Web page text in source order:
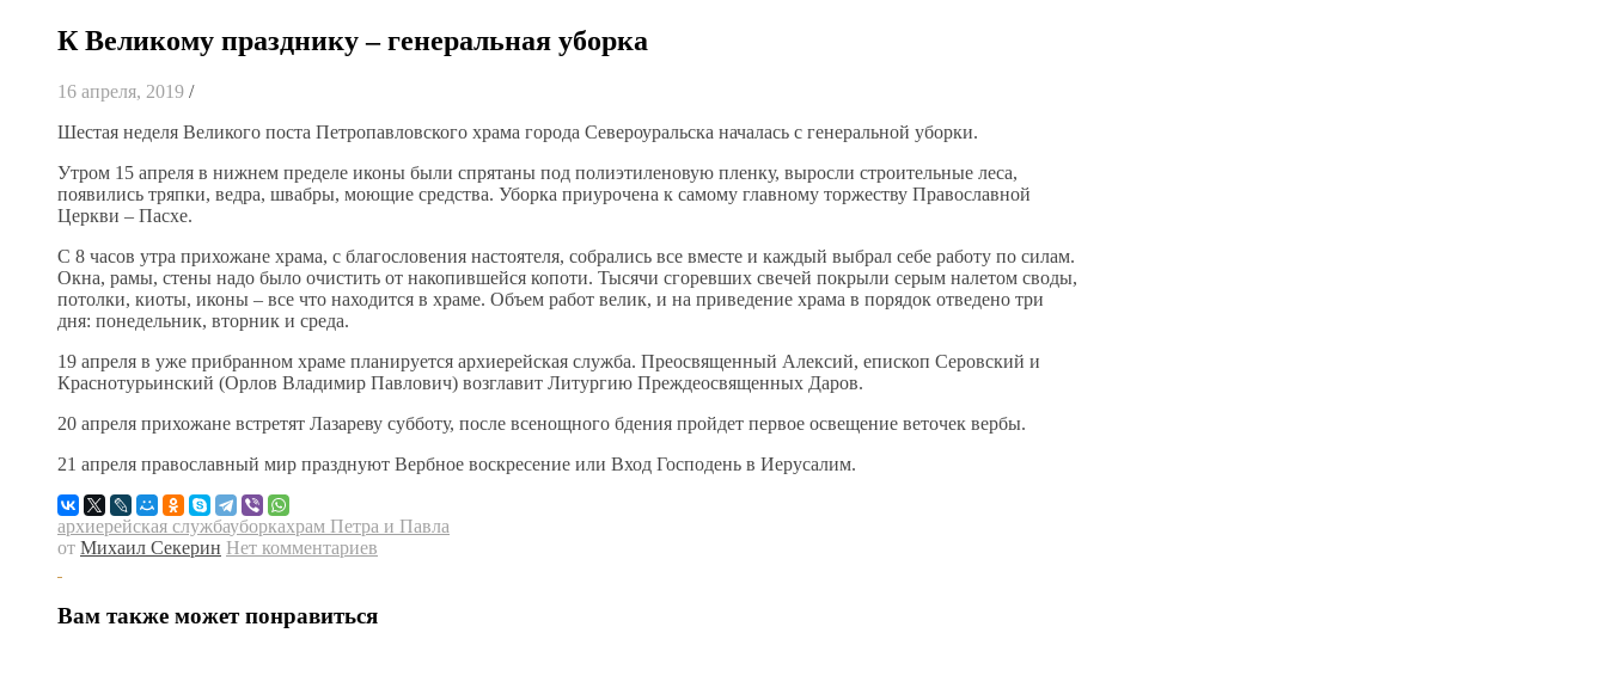
К Великому празднику – генеральная уборка
16 апреля, 2019 /
Шестая неделя Великого поста Петропавловского храма города Североуральска началась с генеральной уборки.
Утром 15 апреля в нижнем пределе иконы были спрятаны под полиэтиленовую пленку, выросли строительные леса,
появились тряпки, ведра, швабры, моющие средства. Уборка приурочена к самому главному торжеству Православной
Церкви – Пасхе.
С 8 часов утра прихожане храма, с благословения настоятеля, собрались все вместе и каждый выбрал себе работу по силам.
Окна, рамы, стены надо было очистить от накопившейся копоти. Тысячи сгоревших свечей покрыли серым налетом своды,
потолки, киоты, иконы – все что находится в храме. Объем работ велик, и на приведение храма в порядок отведено три
дня: понедельник, вторник и среда.
19 апреля в уже прибранном храме планируется архиерейская служба. Преосвященный Алексий, епископ Серовский и
Краснотурьинский (Орлов Владимир Павлович) возглавит Литургию Преждеосвященных Даров.
20 апреля прихожане встретят Лазареву субботу, после всенощного бдения пройдет первое освещение веточек вербы.
21 апреля православный мир празднуют Вербное воскресение или Вход Господень в Иерусалим.
архиерейская службауборкахрам Петра и Павла
от Михаил Секерин Нет комментариев
Вам также может понравиться